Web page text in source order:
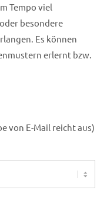
Tempo viel
besondere
Es können
erlernt bzw.
von E-Mail reicht aus)